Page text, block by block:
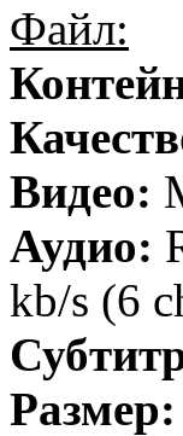
Файл:
Видео:
Аудио:
kb/s (6
Размер: